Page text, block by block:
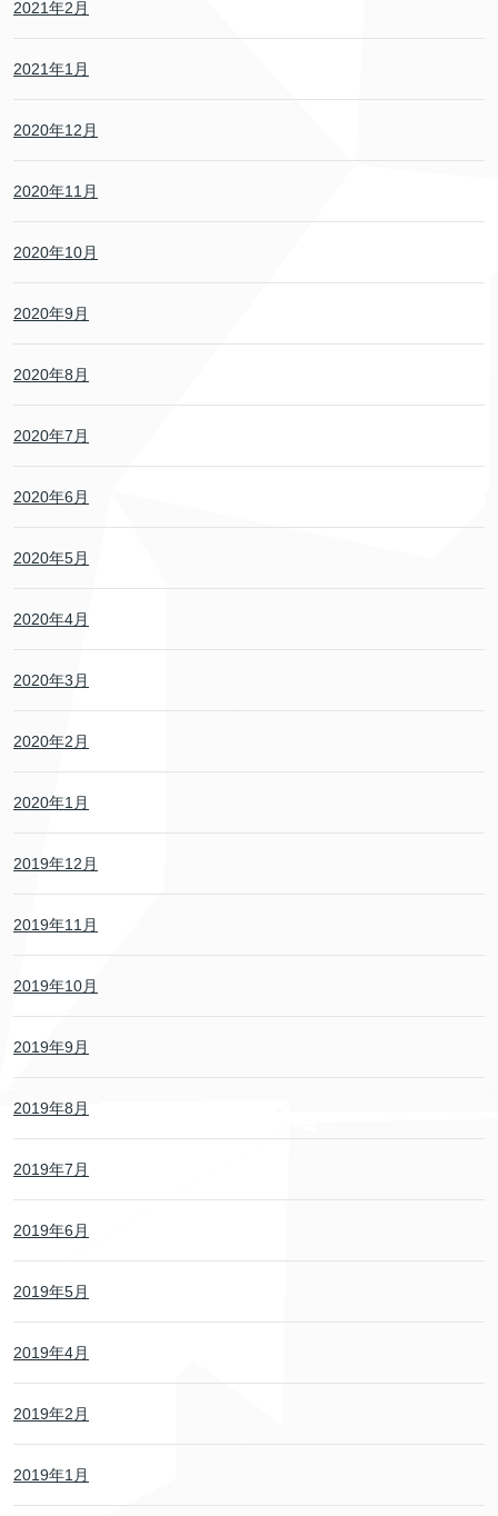
2021年2月
2021年1月
2020年12月
2020年11月
2020年10月
2020年9月
2020年8月
2020年7月
2020年6月
2020年5月
2020年4月
2020年3月
2020年2月
2020年1月
2019年12月
2019年11月
2019年10月
2019年9月
2019年8月
2019年7月
2019年6月
2019年5月
2019年4月
2019年2月
2019年1月